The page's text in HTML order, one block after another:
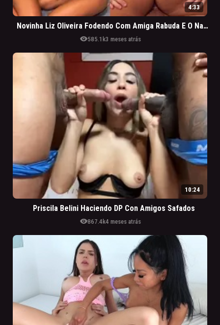
4:33
Novinha Liz Oliveira Fodendo Com Amiga Rabuda E O Namorado Dela
visibility585.1k3 meses atrás
10:24
Priscila Belini Haciendo DP Con Amigos Safados
visibility867.4k4 meses atrás